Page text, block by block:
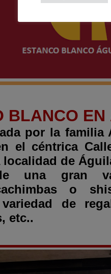
BLANCO
por la familia
el céntrica
localidad de
una gran
o
de
etc..